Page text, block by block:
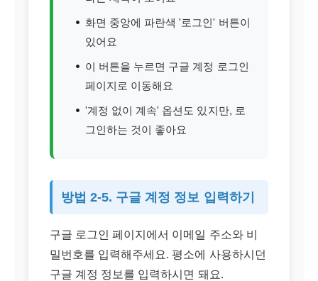
화면 중앙에 파란색 '로그인' 버튼이
있어요
이 버튼을 누르면 구글 계정 로그인
페이지로 이동해요
'계정 없이 계속' 옵션도 있지만, 로
그인하는 것이 좋아요
방법 2-5. 구글 계정 정보 입력하기
구글 로그인 페이지에서 이메일 주소와 비
밀번호를 입력해주세요. 평소에 사용하시던
구글 계정 정보를 입력하시면 돼요.